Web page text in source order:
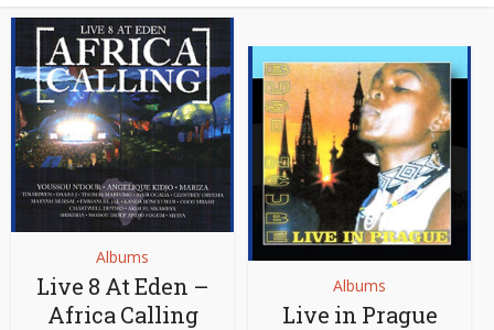
Albums
Live 8 At Eden –
Africa Calling
Albums
Live in Prague